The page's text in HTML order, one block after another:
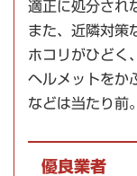
適正に処分され
また、近隣対策
ホコリ がひどく
ヘルメットをか
などは当たり前。
優良業者